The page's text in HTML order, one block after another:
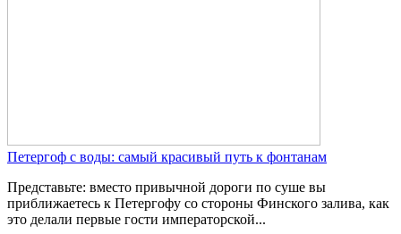
Петергоф с воды: самый красивый путь к фонтанам
Представьте: вместо привычной дороги по суше вы
приближаетесь к Петергофу со стороны Финского залива, как
это делали первые гости императорской...